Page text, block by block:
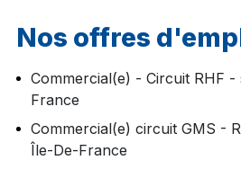
Nos offres
Commercial(e) - Circuit RHF
France
Commercial(e) circuit GMS -
Île-De-France